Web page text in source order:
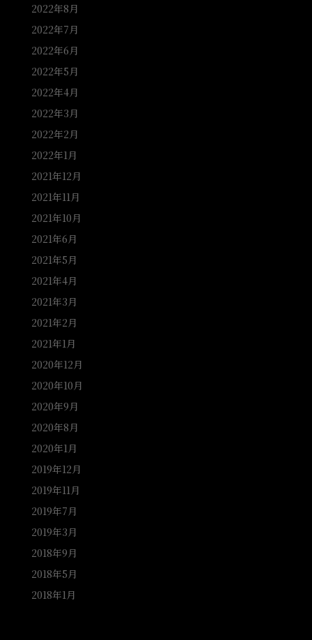
2022年8月
2022年7月
2022年6月
2022年5月
2022年4月
2022年3月
2022年2月
2022年1月
2021年12月
2021年11月
2021年10月
2021年6月
2021年5月
2021年4月
2021年3月
2021年2月
2021年1月
2020年12月
2020年10月
2020年9月
2020年8月
2020年1月
2019年12月
2019年11月
2019年7月
2019年3月
2018年9月
2018年5月
2018年1月